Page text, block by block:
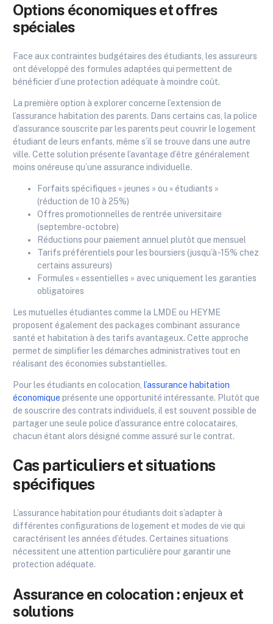
Options économiques et offres
spéciales
Face aux contraintes budgétaires des étudiants, les assureurs
ont développé des formules adaptées qui permettent de
bénéficier d’une protection adéquate à moindre coût.
La première option à explorer concerne l’extension de
l’assurance habitation des parents. Dans certains cas, la police
d’assurance souscrite par les parents peut couvrir le logement
étudiant de leurs enfants, même s’il se trouve dans une autre
ville. Cette solution présente l’avantage d’être généralement
moins onéreuse qu’une assurance individuelle.
Forfaits spécifiques « jeunes » ou « étudiants »
(réduction de 10 à 25%)
Offres promotionnelles de rentrée universitaire
(septembre-octobre)
Réductions pour paiement annuel plutôt que mensuel
Tarifs préférentiels pour les boursiers (jusqu’à -15% chez
certains assureurs)
Formules « essentielles » avec uniquement les garanties
obligatoires
Les mutuelles étudiantes comme la LMDE ou HEYME
proposent également des packages combinant assurance
santé et habitation à des tarifs avantageux. Cette approche
permet de simplifier les démarches administratives tout en
réalisant des économies substantielles.
Pour les étudiants en colocation, l’assurance habitation
économique présente une opportunité intéressante. Plutôt que
de souscrire des contrats individuels, il est souvent possible de
partager une seule police d’assurance entre colocataires,
chacun étant alors désigné comme assuré sur le contrat.
Cas particuliers et situations
spécifiques
L’assurance habitation pour étudiants doit s’adapter à
différentes configurations de logement et modes de vie qui
caractérisent les années d’études. Certaines situations
nécessitent une attention particulière pour garantir une
protection adéquate.
Assurance en colocation : enjeux et
solutions